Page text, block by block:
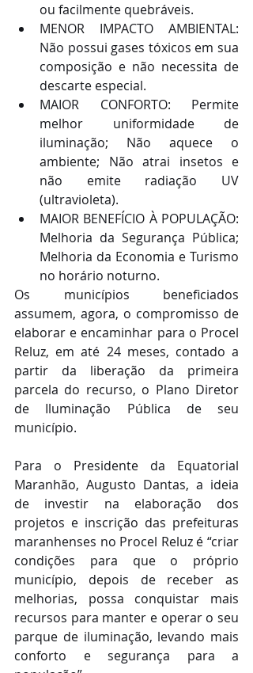
ou facilmente quebráveis.
MENOR IMPACTO AMBIENTAL:
Não possui gases tóxicos em sua
composição e não necessita de
descarte especial.
MAIOR CONFORTO: Permite
melhor uniformidade de
iluminação; Não aquece o
ambiente; Não atrai insetos e
não emite radiação UV
(ultravioleta).
MAIOR BENEFÍCIO À POPULAÇÃO:
Melhoria da Segurança Pública;
Melhoria da Economia e Turismo
no horário noturno.
Os municípios beneficiados
assumem, agora, o compromisso de
elaborar e encaminhar para o Procel
Reluz, em até 24 meses, contado a
partir da liberação da primeira
parcela do recurso, o Plano Diretor
de Iluminação Pública de seu
município.
Para o Presidente da Equatorial
Maranhão, Augusto Dantas, a ideia
de investir na elaboração dos
projetos e inscrição das prefeituras
maranhenses no Procel Reluz é “criar
condições para que o próprio
município, depois de receber as
melhorias, possa conquistar mais
recursos para manter e operar o seu
parque de iluminação, levando mais
conforto e segurança para a